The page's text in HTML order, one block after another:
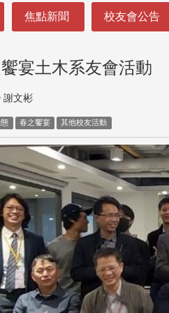
焦點新聞 校友會公告
宴土木系友會活動
謝文彬
春之饗宴 其他校友活動